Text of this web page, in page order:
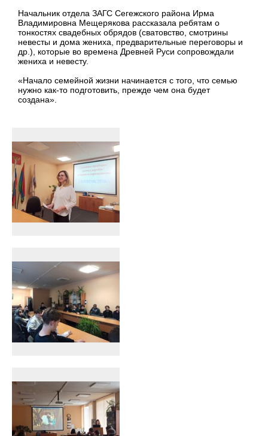
Начальник отдела ЗАГС Сегежского района Ирма
Владимировна Мещерякова рассказала ребятам о
тонкостях свадебных обрядов (сватовство, смотрины
невесты и дома жениха, предварительные переговоры и
др.), которые во времена Древней Руси сопровождали
жениха и невесту.
«Начало семейной жизни начинается с того, что семью
нужно как-то подготовить, прежде чем она будет
создана».